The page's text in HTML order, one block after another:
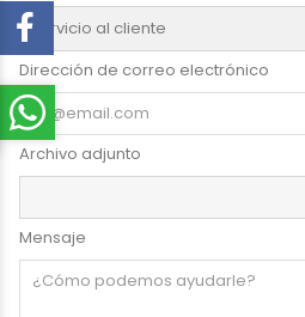
Dirección de correo electrónico
Archivo adjunto
Mensaje